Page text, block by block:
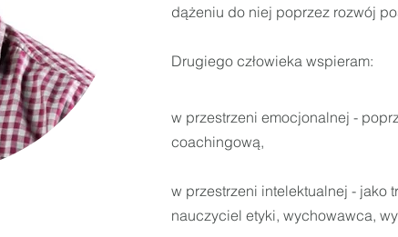
dążeniu do niej poprzez rozwój
Drugiego człowieka wspieram:
w przestrzeni emocjonalnej -
coachingową,
w przestrzeni intelektualnej - jako
nauczyciel etyki, wychowawca,